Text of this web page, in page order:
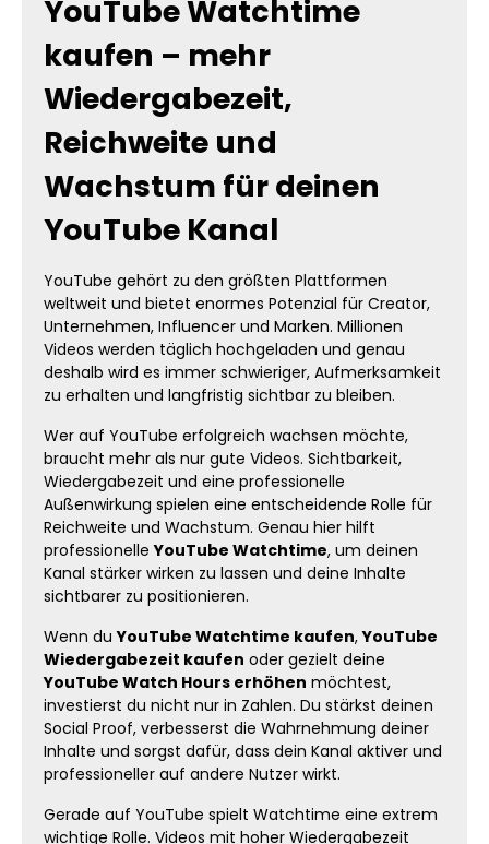
deinen Kanal sichtbar aufzuwerten.
Nutzer stark daran, welche Inhalte bereits
Aktivität und Zuschauerbindung zeigen.
Videos mit hoher Wiedergabezeit wirken
automatisch erfolgreicher und ziehen
deutlich häufiger neue Besucher an.
Warum hohe Watchtime so wichtig ist
Videos, die bereits starke Aktivität zeigen.
interessanter und professioneller als Videos
mit schwacher Zuschauerbindung. Neue
dass Videos mit hoher Watchtime
relevanter oder hochwertiger sein müssen.
Genau deshalb erzeugen aktive Inhalte
sofort mehr Aufmerksamkeit. Mehr
YouTube Watchtime hilft dir dabei, deinen
Kanal professioneller wirken zu lassen und
deine Inhalte hochwertiger zu präsentieren.
davon, wenn ihre Videos bereits starke
Zuschauerbindung und Aktivität zeigen.
Zuschauer bleiben häufiger länger auf dem
Kanal und beschäftigen sich eher mit
weiteren Uploads. YouTube Watchtime
kaufen und deine Videos größer wirken
lassen Ein Video mit sichtbarer Aktivität
wirkt deutlich hochwertiger als Inhalte ohne
starke Zuschauerbindung. Genau dieser
neue Nutzer weiter schauen oder
abspringen. Mehr Watchtime hilft dir dabei,
deine Videos professioneller erscheinen zu
lassen und deine gesamte Präsenz auf
YouTube hochwertiger aufzubauen. Viele
erfolgreiche Creator achten gezielt darauf,
dass ihre Videos bereits Aktivität und
Wiedergabezeit zeigen. Genau dadurch
automatisch mehr Interesse. Vorteile
unserer YouTube Watchtime
YouTube Watchtime
kaufen – mehr
Wiedergabezeit,
Reichweite und
Wachstum für deinen
YouTube Kanal
YouTube gehört zu den größten Plattformen
weltweit und bietet enormes Potenzial für Creator,
Unternehmen, Influencer und Marken. Millionen
Videos werden täglich hochgeladen und genau
deshalb wird es immer schwieriger, Aufmerksamkeit
zu erhalten und langfristig sichtbar zu bleiben.
Wer auf YouTube erfolgreich wachsen möchte,
braucht mehr als nur gute Videos. Sichtbarkeit,
Wiedergabezeit und eine professionelle
Außenwirkung spielen eine entscheidende Rolle für
Reichweite und Wachstum. Genau hier hilft
professionelleYouTube Watchtime, um deinen
Kanal stärker wirken zu lassen und deine Inhalte
sichtbarer zu positionieren.
Wenn duYouTube Watchtime kaufen,YouTube
Wiedergabezeit kaufen oder gezielt deine
YouTube Watch Hours erhöhen möchtest,
investierst du nicht nur in Zahlen. Du stärkst deinen
Social Proof, verbesserst die Wahrnehmung deiner
Inhalte und sorgst dafür, dass dein Kanal aktiver und
professioneller auf andere Nutzer wirkt.
Gerade auf YouTube spielt Watchtime eine extrem
wichtige Rolle. Videos mit hoher Wiedergabezeit